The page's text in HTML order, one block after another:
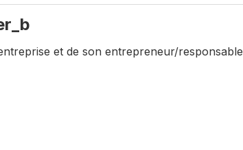
et de son entrepreneur/responsable